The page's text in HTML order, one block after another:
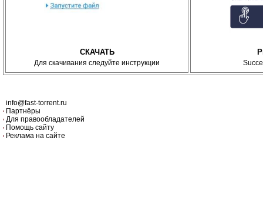
СКАЧАТЬ
Для скачивания следуйте инструкции
info@fast-torrent.ru
Партнёры
Для правообладателей
Помощь сайту
Реклама на сайте